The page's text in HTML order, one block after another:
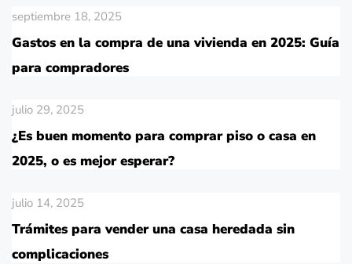
septiembre 18, 2025
Gastos en la compra de una vivienda en 2025: Guía
para compradores
julio 29, 2025
¿Es buen momento para comprar piso o casa en
2025, o es mejor esperar?
julio 14, 2025
Trámites para vender una casa heredada sin
complicaciones